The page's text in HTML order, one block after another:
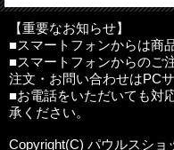
エイズは「音のない戦争
エイズで亡くなる人は、内
れる。
若者や幼い子どもたちが
惨だ。
しかし著者は、エイズを
に、「生きるとはどうゆこ
【重要なお知らせ】
■スマートフォンからは商
■スマートフォンからのご
注文・お問い合わせはPC
■お電話をいただいても対
承ください。
Copyright(C) パウルスショ